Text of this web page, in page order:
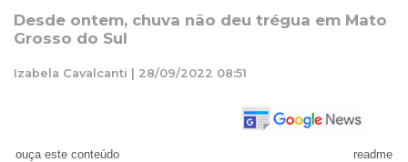
Desde ontem, chuva não deu trégua em Mato
Grosso do Sul
Izabela Cavalcanti | 28/09/2022 08:51
ouça este conteúdo readme